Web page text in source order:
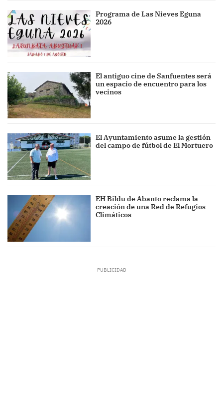
Programa de Las Nieves Eguna
2026
El antiguo cine de Sanfuentes será
un espacio de encuentro para los
vecinos
El Ayuntamiento asume la gestión
del campo de fútbol de El Mortuero
EH Bildu de Abanto reclama la
creación de una Red de Refugios
Climáticos